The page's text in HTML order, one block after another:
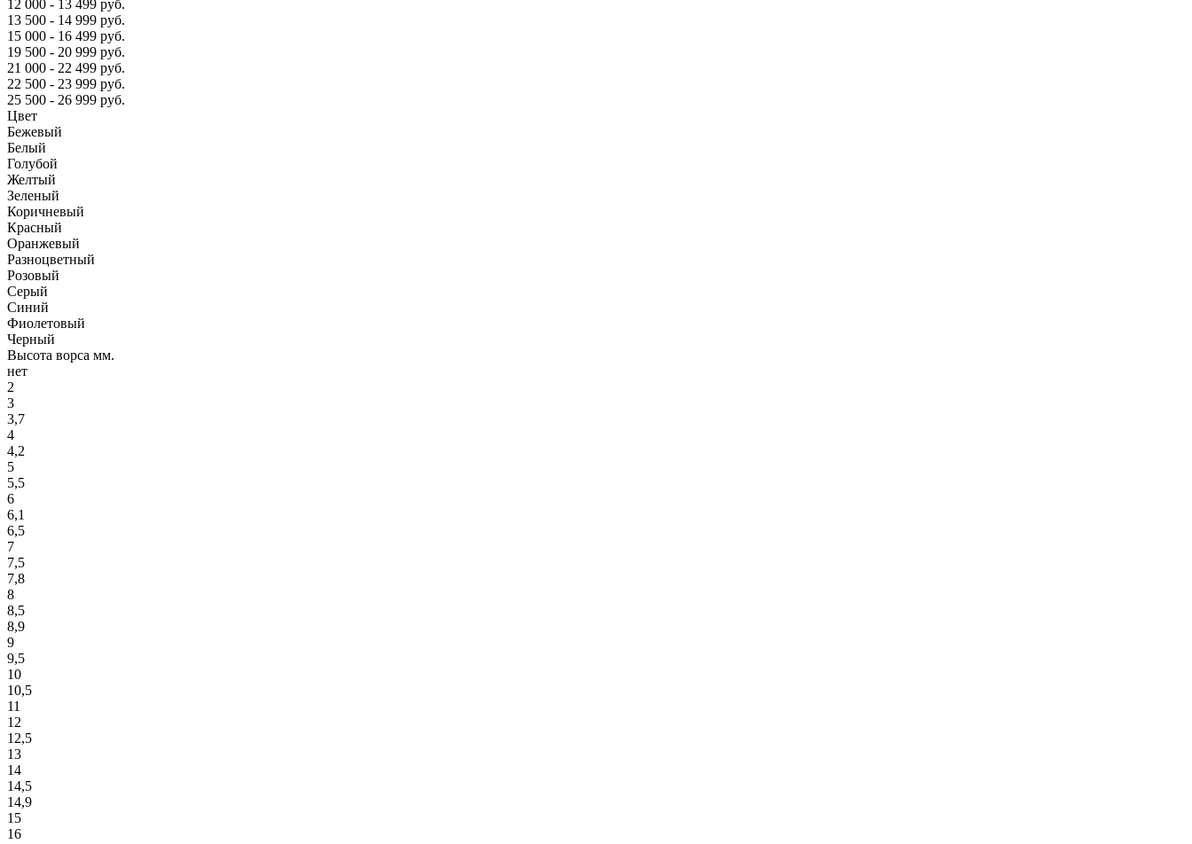
12 000 - 13 499 руб.
13 500 - 14 999 руб.
15 000 - 16 499 руб.
19 500 - 20 999 руб.
21 000 - 22 499 руб.
22 500 - 23 999 руб.
25 500 - 26 999 руб.
Цвет
Бежевый
Белый
Голубой
Желтый
Зеленый
Коричневый
Красный
Оранжевый
Разноцветный
Розовый
Серый
Синий
Фиолетовый
Черный
Высота ворса мм.
нет
2
3
3,7
4
4,2
5
5,5
6
6,1
6,5
7
7,5
7,8
8
8,5
8,9
9
9,5
10
10,5
11
12
12,5
13
14
14,5
14,9
15
16